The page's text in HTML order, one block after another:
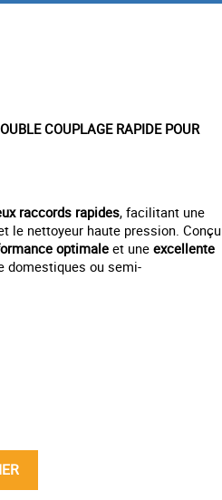
COUPLAGE RAPIDE POUR
raccords rapides, facilitant une
le nettoyeur haute pression. Conçu
optimale et une excellente
domestiques ou semi-